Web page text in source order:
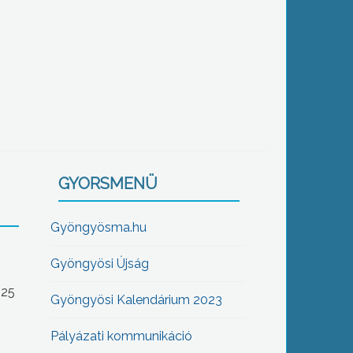
GYORSMENÜ
Gyöngyösma.hu
Gyöngyösi Újság
Gyöngyösi Kalendárium 2023
Pályázati kommunikáció